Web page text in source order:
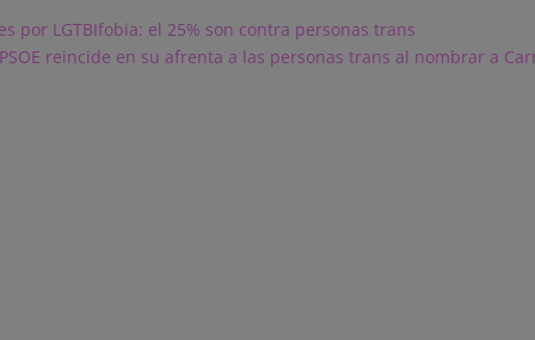
por LGTBIfobia: el 25% son contra personas trans
reincide en su afrenta a las personas trans al nombrar a